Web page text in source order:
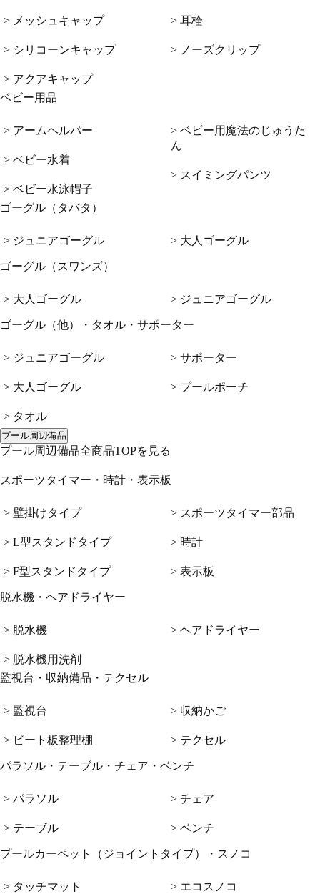
> メッシュキャップ
> シリコーンキャップ
> アクアキャップ
> 耳栓
> ノーズクリップ
ベビー用品
> アームヘルパー
> ベビー水着
> ベビー水泳帽子
> ベビー用魔法のじゅうた
ん
> スイミングパンツ
ゴーグル（タバタ）
> ジュニアゴーグル > 大人ゴーグル
ゴーグル（スワンズ）
> 大人ゴーグル > ジュニアゴーグル
ゴーグル（他）・タオル・サポーター
> ジュニアゴーグル
> 大人ゴーグル
> タオル
> サポーター
> プールポーチ
プール周辺備品
プール周辺備品全商品TOPを見る
スポーツタイマー・時計・表示板
> 壁掛けタイプ
> L型スタンドタイプ
> F型スタンドタイプ
> スポーツタイマー部品
> 時計
> 表示板
脱水機・ヘアドライヤー
> 脱水機
> 脱水機用洗剤
> ヘアドライヤー
監視台・収納備品・テクセル
> 監視台
> ビート板整理棚
> 収納かご
> テクセル
パラソル・テーブル・チェア・ベンチ
> パラソル
> テーブル
> チェア
> ベンチ
プールカーペット（ジョイントタイプ）・スノコ
> タッチマット > エコスノコ